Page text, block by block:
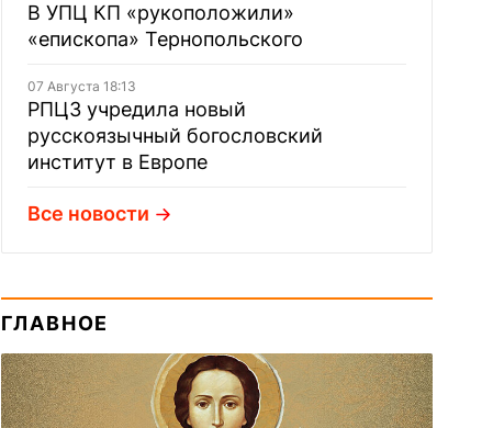
В УПЦ КП «рукоположили»
«епископа» Тернопольского
07 Августа 18:13
РПЦЗ учредила новый
русскоязычный богословский
институт в Европе
Все новости
ГЛАВНОЕ